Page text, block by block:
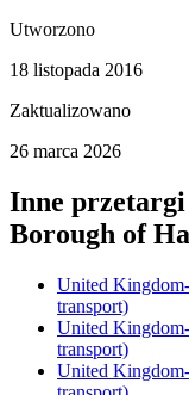
Utworzono
18 listopada 2016
Zaktualizowano
26 marca 2026
Inne przetargi
Borough of
United
transport)
United
transport)
United